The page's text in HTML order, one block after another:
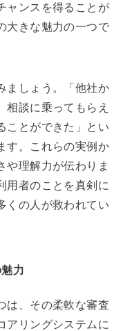
ャンスを得ることが
大きな魅力の一つで
ましょう。「他社か
相談に乗ってもらえ
ことができた」とい
す。これらの実例か
や理解力が伝わりま
用者のことを真剣に
くの人が救われてい
力
は、その柔軟な審査
アリングシステムに